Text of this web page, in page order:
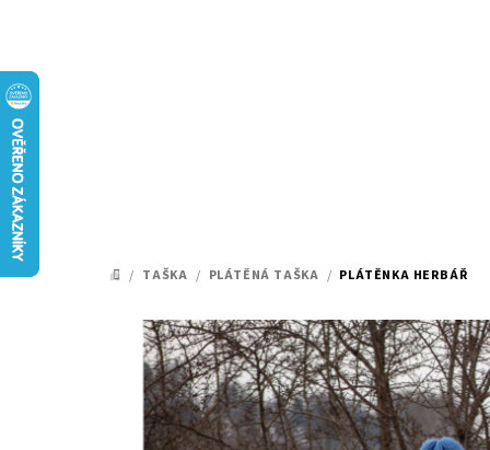
DOMŮ
/ TAŠKA / PLÁTĚNÁ TAŠKA / PLÁTĚNKA HERBÁŘ